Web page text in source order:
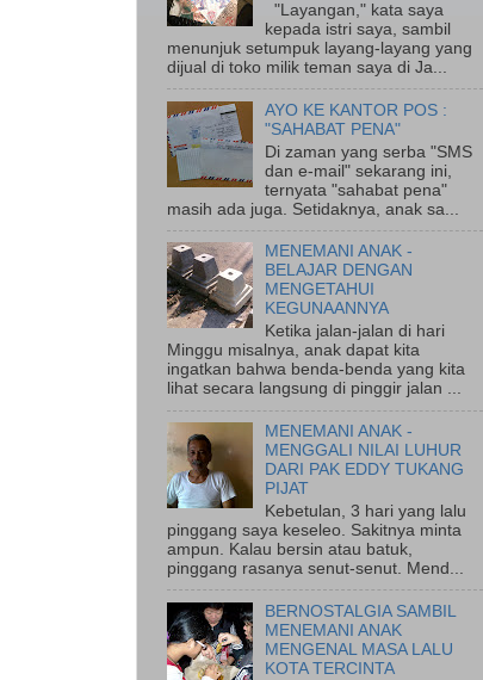
"Layangan," kata saya
kepada istri saya, sambil
menunjuk setumpuk layang-layang yang
dijual di toko milik teman saya di Ja...
AYO KE KANTOR POS :
"SAHABAT PENA"
Di zaman yang serba "SMS
dan e-mail" sekarang ini,
ternyata "sahabat pena"
masih ada juga. Setidaknya, anak sa...
MENEMANI ANAK -
BELAJAR DENGAN
MENGETAHUI
KEGUNAANNYA
Ketika jalan-jalan di hari
Minggu misalnya, anak dapat kita
ingatkan bahwa benda-benda yang kita
lihat secara langsung di pinggir jalan ...
MENEMANI ANAK -
MENGGALI NILAI LUHUR
DARI PAK EDDY TUKANG
PIJAT
Kebetulan, 3 hari yang lalu
pinggang saya keseleo. Sakitnya minta
ampun. Kalau bersin atau batuk,
pinggang rasanya senut-senut. Mend...
BERNOSTALGIA SAMBIL
MENEMANI ANAK
MENGENAL MASA LALU
KOTA TERCINTA